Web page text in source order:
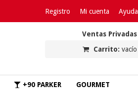
Registro Mi cuenta Ayuda
Ventas Privadas
Carrito: vacío
+90 PARKER GOURMET